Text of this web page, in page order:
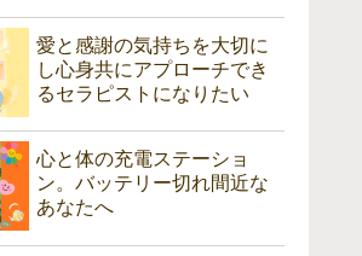
愛と感謝の気持ちを大切に
し心身共にアプローチでき
るセラピストになりたい
心と体の充電ステーショ
ン。バッテリー切れ間近な
あなたへ